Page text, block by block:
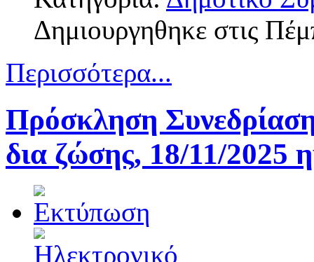
Δημιουργηθηκε στις
Περισσότερα...
Πρόσκληση
δια ζώσης, 18/11/2025